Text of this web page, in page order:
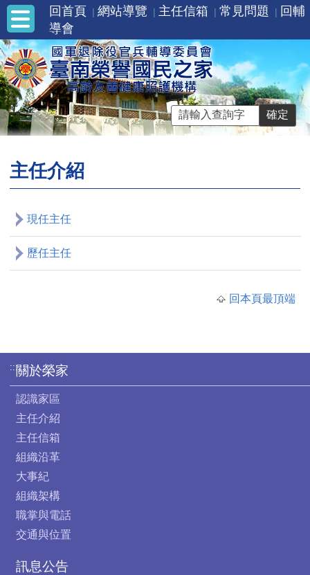
回首頁 網站導覽 主任信箱 常見問題
回輔
導會
主任介紹
現任主任
歷任主任
回本頁最頂端
:::關於榮家
認識家區
主任介紹
主任信箱
組織沿革
大事紀
組織架構
職掌與電話
交通與位置
訊息公告